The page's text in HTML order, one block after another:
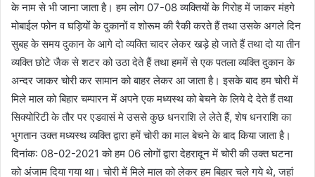
के नाम से भी जाना जाता है। हम लोग 07-08 व्यक्तियों के गिरोह में जाकर मंहगे
मोबाईल फोन व घड़ियों के दुकानों व शोरूम की रैकी करते हैं तथा उसके अगले दिन
सुबह के समय दुकान के आगे दो व्यक्ति चादर लेकर खड़े हो जाते हैं तथा दो या तीन
व्यक्ति छोटे जैक से शटर को उठा देते हैं तथा हममें से एक पतला व्यक्ति दुकान के
अन्दर जाकर चोरी कर सामान को बाहर लेकर आ जाता है। इसके बाद हम चोरी में
मिले माल को बिहार चम्पारन में अपने एक मध्यस्थ को बेचने के लिये दे देते हैं तथा
सिक्योरिटी के तौर पर एडवासं मे उससे कुछ धनराशि ले लेते हैं, शेष धनराशि का
भुगतान उक्त मध्यस्थ व्यक्ति द्वारा हमें चोरी का माल बेचने के बाद किया जाता है।
दिनांक: 08-02-2021 को हम 06 लोगों द्वारा देहरादून में चोरी की उक्त घटना
को अंजाम दिया गया था। चोरी में मिले माल को लेकर हम बिहार चले गये थे, जहां